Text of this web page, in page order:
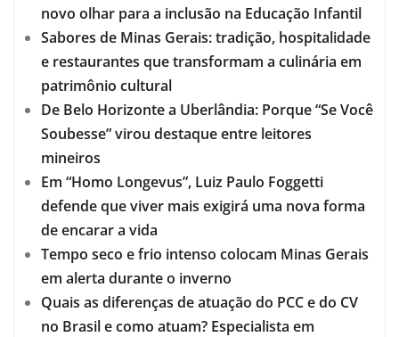
novo olhar para a inclusão na Educação Infantil
Sabores de Minas Gerais: tradição, hospitalidade
e restaurantes que transformam a culinária em
patrimônio cultural
De Belo Horizonte a Uberlândia: Porque “Se Você
Soubesse” virou destaque entre leitores
mineiros
Em “Homo Longevus”, Luiz Paulo Foggetti
defende que viver mais exigirá uma nova forma
de encarar a vida
Tempo seco e frio intenso colocam Minas Gerais
em alerta durante o inverno
Quais as diferenças de atuação do PCC e do CV
no Brasil e como atuam? Especialista em